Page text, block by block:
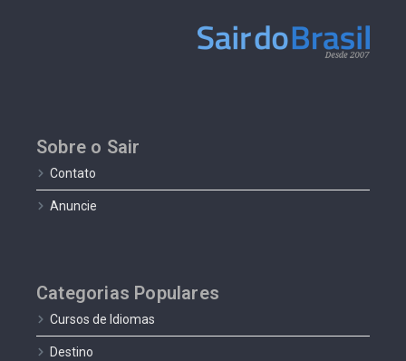
Sobre o Sair
Contato
Anuncie
Categorias Populares
Cursos de Idiomas
Destino